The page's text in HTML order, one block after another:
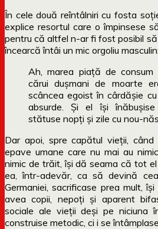
În cele două reîntâlniri cu fosta
explice resortul care o împinsese
pentru că altfel n-ar fi fost posibil
încearcă întâi un mic orgoliu masculin:
Ah, marea piaţă de consum
cărui duşmani de moarte
scâncea egoist în cârdăşie
absurde. Şi el îşi înăbuşise
stătuse nopţi şi zile cu nou-
Dar apoi, spre capătul vieții,
epave umane care nu mai au
nimic de trăit, își dă seama că tot
ea, într-adevăr, ca să devină
Germaniei, sacrificase prea mult,
avea copii, nepoți și aparent
sociale ale vieții deși pe niciuna
construise metodic, ci i se